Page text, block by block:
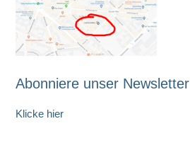
Abonniere unser Newsletter
Klicke hier